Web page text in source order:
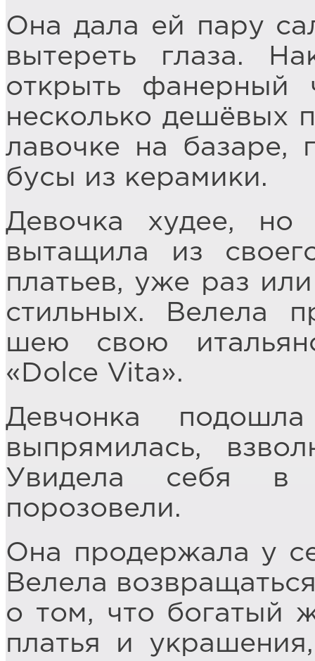
Она дала ей пару
вытереть глаза.
открыть фанерный
несколько дешёвых
лавочке на базаре,
бусы из керамики.
Девочка худее,
вытащила из
платьев, уже раз
стильных. Велела
шею свою
«Dolce Vita».
Девчонка
выпрямилась,
Увидела себя в
порозовели.
Она продержала у
Велела
о том, что богатый
платья и